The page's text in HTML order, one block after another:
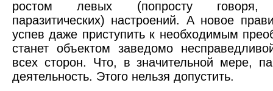
ростом левых (попросту говоря,
паразитических) настроений. А новое
успев даже приступить к необходимым
станет объектом заведомо
всех сторон. Что, в значительной мере,
деятельность. Этого нельзя допустить.